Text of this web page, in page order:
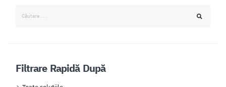
Filtrare Rapidă După